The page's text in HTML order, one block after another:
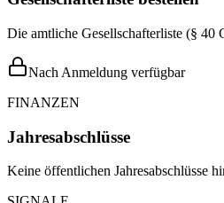
Die amtliche Gesellschafterliste (§
Nach Anmeldung verfügbar
FINANZEN
Jahresabschlüsse
Keine öffentlichen Jahresabschlüsse